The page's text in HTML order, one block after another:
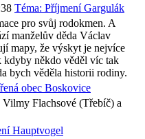
Téma: Příjmení Gargulák
pro svůj rodokmen. A
manželův děda Václav
mapy, že výskyt je nejvíce
kdyby někdo věděl víc tak
bych věděla historii rodiny.
obec Boskovice
Flachsové (Třebíč) a
Hauptvogel